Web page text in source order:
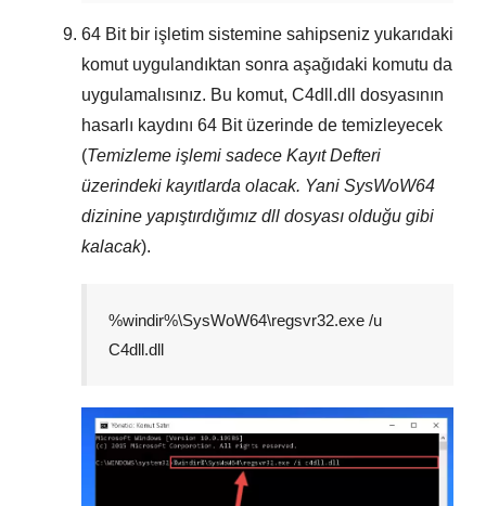
64 Bitbir işletim sistemine sahipseniz yukarıdaki
komut uygulandıktan sonra aşağıdaki komutu da
uygulamalısınız. Bu komut, C4dll.dll
dosyasının
hasarlı kaydını 64 Bitüzerinde de temizleyecek
(Temizleme işlemi sadece Kayıt Defteri
üzerindeki kayıtlarda olacak. Yani SysWoW64
dizinine yapıştırdığımız dll dosyası olduğu gibi
kalacak).
%windir%\SysWoW64\regsvr32.exe /u
C4dll.dll